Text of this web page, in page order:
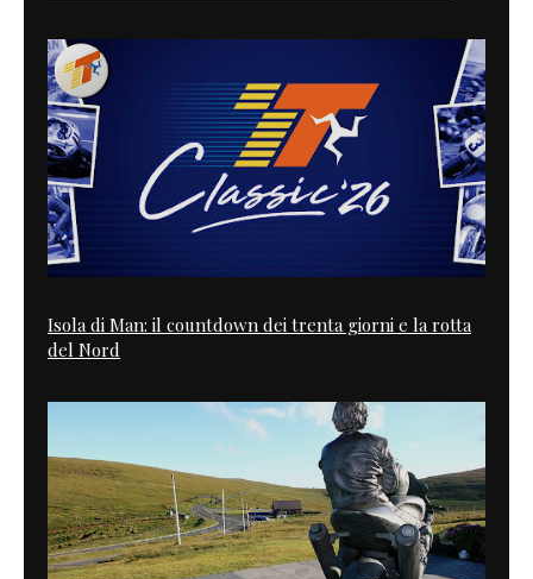
Isola di Man: il countdown dei trenta giorni e la rotta
del Nord